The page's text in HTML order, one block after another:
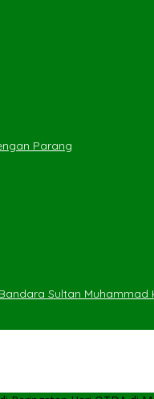
Parang
Sultan Muhammad